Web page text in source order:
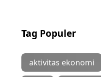
Tag Populer
aktivitas ekonomi